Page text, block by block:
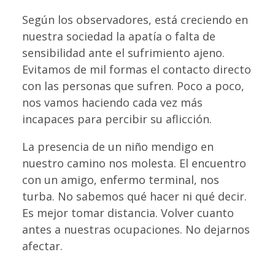
Según los observadores, está creciendo en
nuestra sociedad la apatía o falta de
sensibilidad ante el sufrimiento ajeno.
Evitamos de mil formas el contacto directo
con las personas que sufren. Poco a poco,
nos vamos haciendo cada vez más
incapaces para percibir su aflicción.
La presencia de un niño mendigo en
nuestro camino nos molesta. El encuentro
con un amigo, enfermo terminal, nos
turba. No sabemos qué hacer ni qué decir.
Es mejor tomar distancia. Volver cuanto
antes a nuestras ocupaciones. No dejarnos
afectar.